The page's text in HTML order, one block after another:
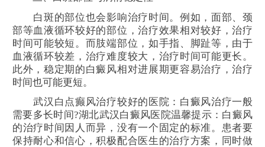
白斑的部位也会影响治疗时间。例如，面部、颈
部等血液循环较好的部位，治疗效果相对较好，治疗
时间可能较短。而肢端部位，如手指、脚趾等，由于
血液循环较差，治疗难度较大，治疗时间可能更长。
此外，稳定期的白癜风相对进展期更容易治疗，治疗
时间也可能更短。
武汉白点癫风治疗较好的医院：白癜风治疗一般
需要多长时间?湖北武汉白癜风医院温馨提示：白癜风
的治疗时间因人而异，没有一个固定的标准。患者要
保持耐心和信心，积极配合医生的治疗方案，同时做